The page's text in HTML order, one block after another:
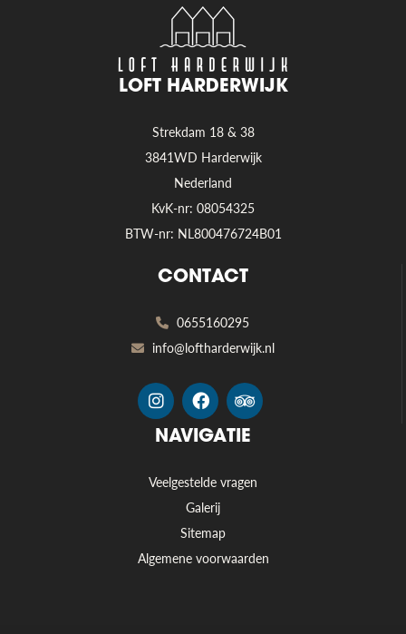
LOFT HARDERWIJK
Strekdam 18 & 38
3841WD Harderwijk
Nederland
KvK-nr: 08054325
BTW-nr: NL800476724B01
CONTACT
0655160295
info@loftharderwijk.nl
NAVIGATIE
Veelgestelde vragen
Galerij
Sitemap
Algemene voorwaarden